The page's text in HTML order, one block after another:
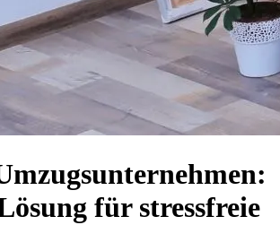
für stressfreie